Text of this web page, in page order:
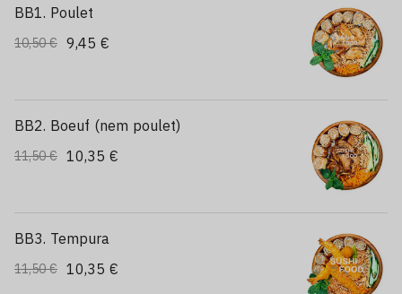
BB1. Poulet
10,50 € 9,45 €
BB2. Boeuf (nem poulet)
11,50 € 10,35 €
BB3. Tempura
11,50 € 10,35 €